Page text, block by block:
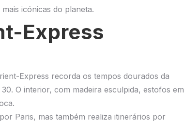
icónicas do planeta.
Express
Express recorda os tempos dourados da
O interior, com madeira esculpida, estofos em
Paris, mas também realiza itinerários por